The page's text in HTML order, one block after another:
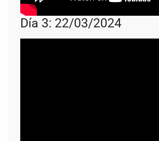
Día 3: 22/03/2024